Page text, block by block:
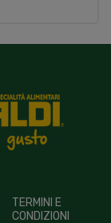
TERMINI E
CONDIZIONI